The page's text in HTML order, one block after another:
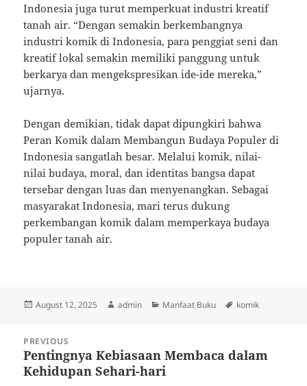
Indonesia juga turut memperkuat industri kreatif
tanah air. “Dengan semakin berkembangnya
industri komik di Indonesia, para penggiat seni dan
kreatif lokal semakin memiliki panggung untuk
berkarya dan mengekspresikan ide-ide mereka,”
ujarnya.
Dengan demikian, tidak dapat dipungkiri bahwa
Peran Komik dalam Membangun Budaya Populer di
Indonesia sangatlah besar. Melalui komik, nilai-
nilai budaya, moral, dan identitas bangsa dapat
tersebar dengan luas dan menyenangkan. Sebagai
masyarakat Indonesia, mari terus dukung
perkembangan komik dalam memperkaya budaya
populer tanah air.
Posted
August 12, 2025 Author
admin Categories
Manfaat Buku Tags
komik
navigation
PREVIOUS
Previous
post:
Pentingnya Kebiasaan Membaca dalam
Kehidupan Sehari-hari